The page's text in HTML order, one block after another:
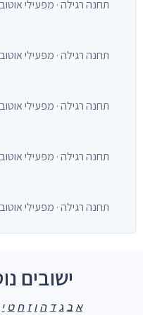
תחנה רגילה · מפעילי אוטובוסים
תחנה רגילה · מפעילי אוטובוסים
תחנה רגילה · מפעילי אוטובוסים
תחנה רגילה · מפעילי אוטובוסים
תחנה רגילה · מפעילי אוטובוסים
ישובים
א ב ג ד ה ו ז ח ט י